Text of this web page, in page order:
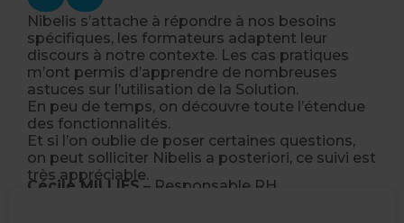
Nibelis s’attache à répondre à nos besoins
spécifiques, les formateurs adaptent leur
discours à notre contexte. Les cas pratiques
m’ont permis d’apprendre de nombreuses
astuces sur l’utilisation de la Solution.
En peu de temps, on découvre toute l’étendue
des fonctionnalités.
Et si l’on oublie de poser certaines questions,
on peut solliciter Nibelis a posteriori, ce suivi est
très appréciable.
Cécile MILLIES– Responsable RH